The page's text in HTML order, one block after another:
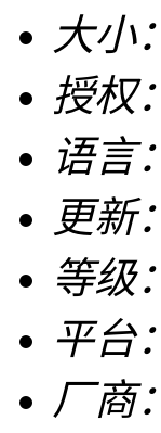
大小：
授权：
语言：
更新：
等级：
平台：
厂商：